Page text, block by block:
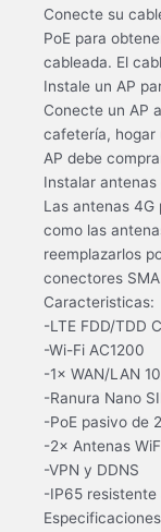
Conecte su
PoE para
cableada. El
Instale un AP
Conecte un AP
cafetería, hogar
AP debe
Instalar antenas
Las antenas 4G
como las
reemplazarlos
conectores
Caracteristicas:
-LTE FDD/TDD
-Wi-Fi AC1200
-1× WAN/LAN
-Ranura Nano
-PoE pasivo de
-2× Antenas
-VPN y DDNS
-IP65 resistente